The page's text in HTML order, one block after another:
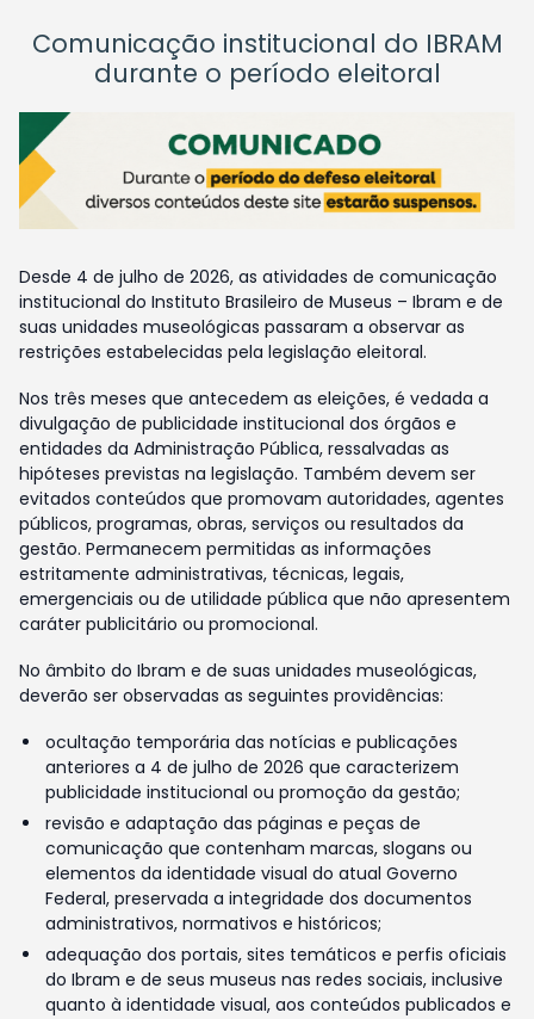
Comunicação institucional do IBRAM
durante o período eleitoral
Desde 4 de julho de 2026, as atividades de comunicação
institucional do Instituto Brasileiro de Museus – Ibram e de
suas unidades museológicas passaram a observar as
restrições estabelecidas pela legislação eleitoral.
Nos três meses que antecedem as eleições, é vedada a
divulgação de publicidade institucional dos órgãos e
entidades da Administração Pública, ressalvadas as
hipóteses previstas na legislação. Também devem ser
evitados conteúdos que promovam autoridades, agentes
públicos, programas, obras, serviços ou resultados da
gestão. Permanecem permitidas as informações
estritamente administrativas, técnicas, legais,
emergenciais ou de utilidade pública que não apresentem
caráter publicitário ou promocional.
No âmbito do Ibram e de suas unidades museológicas,
deverão ser observadas as seguintes providências:
ocultação temporária das notícias e publicações
anteriores a 4 de julho de 2026 que caracterizem
publicidade institucional ou promoção da gestão;
revisão e adaptação das páginas e peças de
comunicação que contenham marcas, slogans ou
elementos da identidade visual do atual Governo
Federal, preservada a integridade dos documentos
administrativos, normativos e históricos;
adequação dos portais, sites temáticos e perfis oficiais
do Ibram e de seus museus nas redes sociais, inclusive
quanto à identidade visual, aos conteúdos publicados e